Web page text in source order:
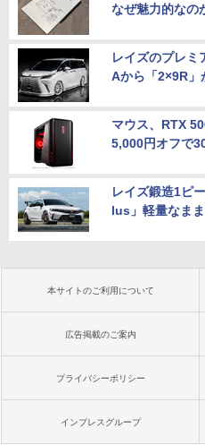
なぜ魅力的なの
レイズのプレミ
Aから「2×9R」
マウス、RTX
5,000円オフで
レイズ鍛造1ピ
lus」軽量なま
本サイトのご利用について
広告掲載のご案内
プライバシーポリシー
インプレスグループ